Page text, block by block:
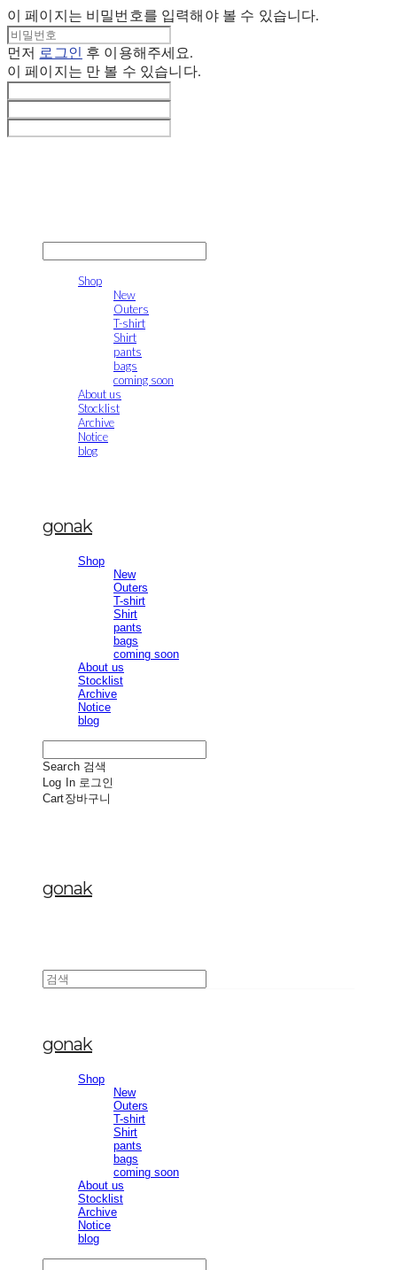
이 페이지는 비밀번호를 입력해야 볼 수 있습니다.
먼저 로그인 후 이용해주세요.
이 페이지는 만 볼 수 있습니다.
Shop
New
Outers
T-shirt
Shirt
pants
bags
coming soon
About us
Stocklist
Archive
Notice
blog
gonak
Shop
New
Outers
T-shirt
Shirt
pants
bags
coming soon
About us
Stocklist
Archive
Notice
blog
Search 검색
Log In 로그인
Cart장바구니
gonak
gonak
Shop
New
Outers
T-shirt
Shirt
pants
bags
coming soon
About us
Stocklist
Archive
Notice
blog